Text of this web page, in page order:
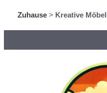
Zuhause > Kreative